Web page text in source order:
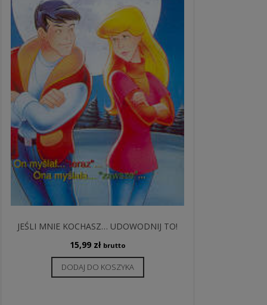
JEŚLI MNIE KOCHASZ… UDOWODNIJ TO!
15,99 zł brutto
DODAJ DO KOSZYKA